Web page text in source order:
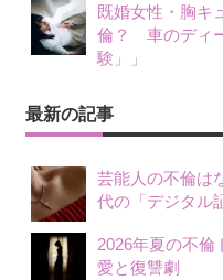
既婚女性・胸キ
倫？ 車のディ
験」」
最新の記事
芸能人の不倫は
代の「デジタル
2026年夏の不倫
愛と復讐劇